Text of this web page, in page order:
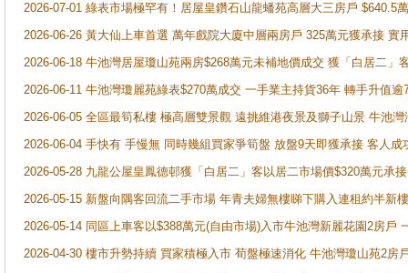
2026-07-01 綠表市場極罕有！居屋皇鑽石山龍蟠苑高層大三房戶
2026-06-26 黃大仙上車首選 萬年戲院大廈中層兩房戶 325萬元獲承接 實
2026-06-18 牛池灣居屋瓊山苑兩房$268萬元未補地價成交 獲「白居二」
2026-06-11 牛池灣瓊麗苑綠表$270萬成交 一手業主持貨36年 轉手升值逾
2026-06-05 全區最筍私樓 極高層雙景觀 遠挑維港夜景及獅子山景 牛池
2026-06-04 手快有 手慢無 同時幾組買家爭筍盤 放盤9天即獲承接 客人
2026-05-28 九龍公屋皇鳳德邨獲「白居二」客以居二市場價$320萬元承接
2026-05-15 新盤向隅客回流二手市場 年青夫婦無樓睇下購入連租約半新
2026-05-14 同區上車客以$388萬元(自由市場)入市牛池灣新麗花園2房戶
2026-04-30 樓市升勢持續 買家積極入市 荀盤極速消化 牛池灣瓊山苑2房